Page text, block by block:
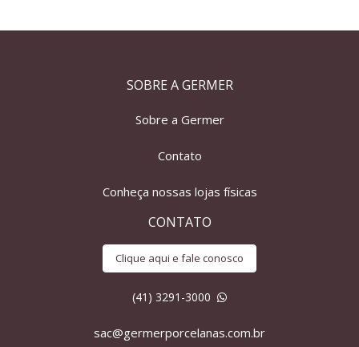
SOBRE A GERMER
Sobre a Germer
Contato
Conheça nossas lojas físicas
CONTATO
Clique aqui e fale conosco
(41) 3291-3000
sac@germerporcelanas.com.br